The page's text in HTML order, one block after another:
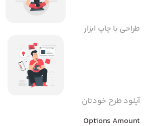
طراحی با چاپ ابزار
آپلود طرح خودتان
Options Amount